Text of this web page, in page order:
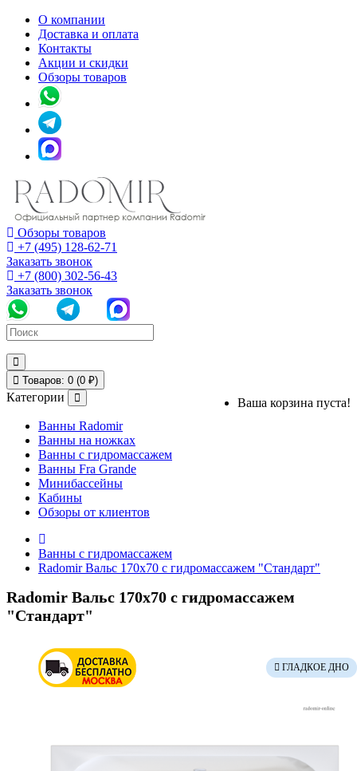
О компании
Доставка и оплата
Контакты
Акции и скидки
Обзоры товаров
Обзоры товаров
+7 (495) 128-62-71
Заказать звонок
+7 (800) 302-56-43
Заказать звонок
Товаров: 0 (0 ₽)
Ваша корзина пуста!
Категории
Ванны Radomir
Ванны на ножках
Ванны с гидромассажем
Ванны Fra Grande
Минибассейны
Кабины
Обзоры от клиентов
Ванны с гидромассажем
Radomir Вальс 170x70 с гидромассажем "Стандарт"
Radomir Вальс 170x70 с гидромассажем
"Стандарт"
ГЛАДКОЕ ДНО